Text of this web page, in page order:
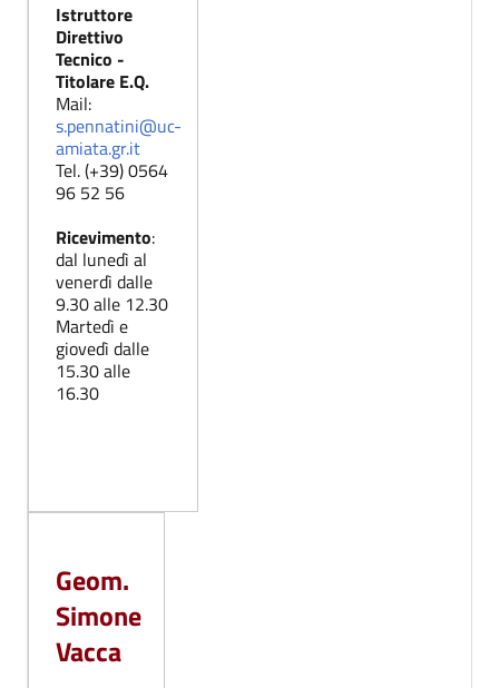
Istruttore
Direttivo
Tecnico -
Titolare E.Q.
Mail:
s.pennatini@uc-
amiata.gr.it
Tel. (+39) 0564
96 52 56
Ricevimento:
dal lunedì al
venerdì dalle
9.30 alle 12.30
Martedì e
giovedì dalle
15.30 alle
16.30
Geom.
Simone
Vacca